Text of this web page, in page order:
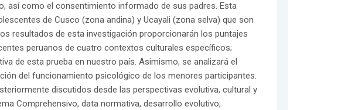
así como el consentimiento informado de sus padres. Esta
de Cusco (zona andina) y Ucayali (zona selva) que son
resultados de esta investigación proporcionarán los puntajes
peruanos de cuatro contextos culturales específicos;
de esta prueba en nuestro país. Asimismo, se analizará el
del funcionamiento psicológico de los menores participantes.
discutidos desde las perspectivas evolutiva, cultural y
Comprehensivo, data normativa, desarrollo evolutivo,